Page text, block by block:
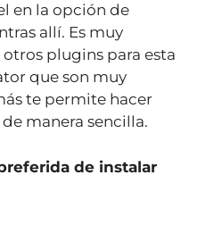
en la opción de
allí. Es muy
plugins para esta
que son muy
te permite hacer
manera sencilla.
de instalar